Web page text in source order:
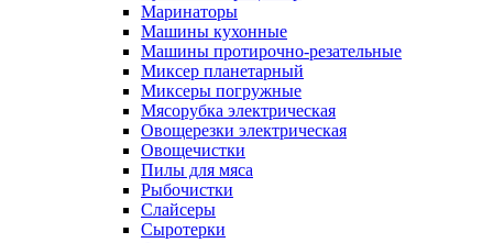
Маринаторы
Машины кухонные
Машины протирочно-резательные
Миксер планетарный
Миксеры погружные
Мясорубка электрическая
Овощерезки электрическая
Овощечистки
Пилы для мяса
Рыбочистки
Слайсеры
Сыротерки